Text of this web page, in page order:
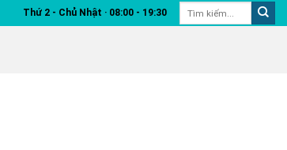
Thứ 2 - Chủ Nhật ‧ 08:00 - 19:30